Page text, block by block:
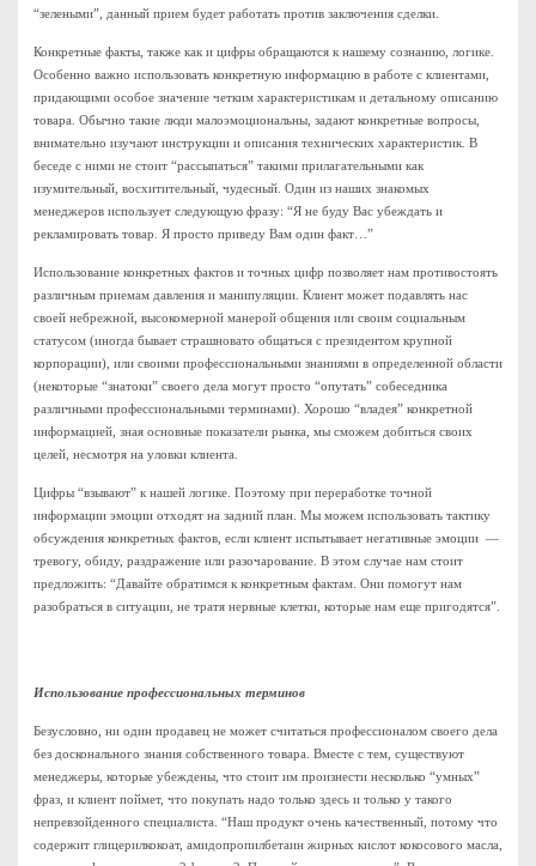
“зелеными”, данный прием будет работать против заключения сделки.
Конкретные факты, также как и цифры обращаются к нашему сознанию, логике.
Особенно важно использовать конкретную информацию в работе с клиентами,
придающими особое значение четким характеристикам и детальному описанию
товара. Обычно такие люди малоэмоциональны, задают конкретные вопросы,
внимательно изучают инструкции и описания технических характеристик. В
беседе с ними не стоит “рассыпаться” такими прилагательными как
изумительный, восхитительный, чудесный. Один из наших знакомых
менеджеров использует следующую фразу: “Я не буду Вас убеждать и
рекламировать товар. Я просто приведу Вам один факт…”
Использование конкретных фактов и точных цифр позволяет нам противостоять
различным приемам давления и манипуляции. Клиент может подавлять нас
своей небрежной, высокомерной манерой общения или своим социальным
статусом (иногда бывает страшновато общаться с президентом крупной
корпорации), или своими профессиональными знаниями в определенной области
(некоторые “знатоки” своего дела могут просто “опутать” собеседника
различными профессиональными терминами). Хорошо “владея” конкретной
информацией, зная основные показатели рынка, мы сможем добиться своих
целей, несмотря на уловки клиента.
Цифры “взывают” к нашей логике. Поэтому при переработке точной
информации эмоции отходят на задний план. Мы можем использовать тактику
обсуждения конкретных фактов, если клиент испытывает негативные эмоции —
тревогу, обиду, раздражение или разочарование. В этом случае нам стоит
предложить: “Давайте обратимся к конкретным фактам. Они помогут нам
разобраться в ситуации, не тратя нервные клетки, которые нам еще пригодятся”.
Использование профессиональных терминов
Безусловно, ни один продавец не может считаться профессионалом своего дела
без досконального знания собственного товара. Вместе с тем, существуют
менеджеры, которые убеждены, что стоит им произнести несколько “умных”
фраз, и клиент поймет, что покупать надо только здесь и только у такого
непревзойденного специалиста. “Наш продукт очень качественный, потому что
содержит глицерилкокоат, амидопропилбетаин жирных кислот кокосового масла,